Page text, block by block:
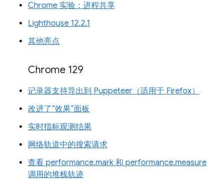
Chrome 实验：进程共享
Lighthouse 12.2.1
其他亮点
Chrome 129
记录器支持导出到 Puppeteer（适用于 Firefox）
改进了“效果”面板
实时指标观测结果
网络轨道中的搜索请求
查看 performance.mark 和 performance.measure
调用的堆栈轨迹